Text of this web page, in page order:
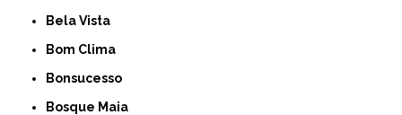
Bela Vista
Bom Clima
Bonsucesso
Bosque Maia